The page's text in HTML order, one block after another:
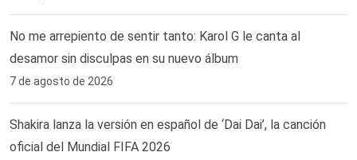
No me arrepiento de sentir tanto: Karol G le canta al
desamor sin disculpas en su nuevo álbum
7 de agosto de 2026
Shakira lanza la versión en español de ‘Dai Dai’, la canción
oficial del Mundial FIFA 2026